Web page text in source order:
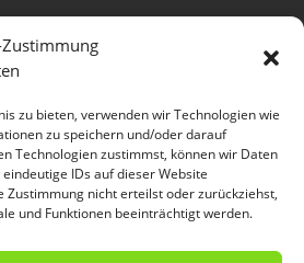
Zustimmung
zu bieten, verwenden wir Technologien wie
zu speichern und/oder darauf
Technologien zustimmst, können wir Daten
IDs auf dieser Website
Zustimmung nicht erteilst oder zurückziehst,
und Funktionen beeinträchtigt werden.
Richtlinie (EU)